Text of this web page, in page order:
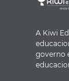
A Kiwi
governo